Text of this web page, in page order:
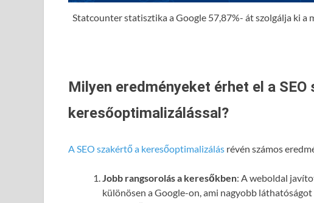
Statcounter statisztika a Google 57,87%- át szolgálja ki a
Milyen eredményeket érhet el a SEO
keresőoptimalizálással?
A SEO szakértő a keresőoptimalizálás révén számos
Jobb rangsorolás a keresőkben: A weboldal
különösen a Google-on, ami nagyobb láthatóságot